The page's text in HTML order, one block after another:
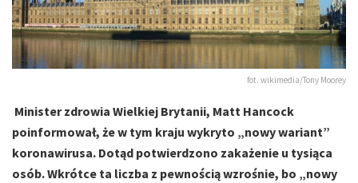
fot. wikimedia/Tony Moorey
Minister zdrowia Wielkiej Brytanii, Matt Hancock
poinformował, że w tym kraju wykryto „nowy wariant”
koronawirusa. Dotąd potwierdzono zakażenie u tysiąca
osób. Wkrótce ta liczba z pewnością wzrośnie, bo „nowy